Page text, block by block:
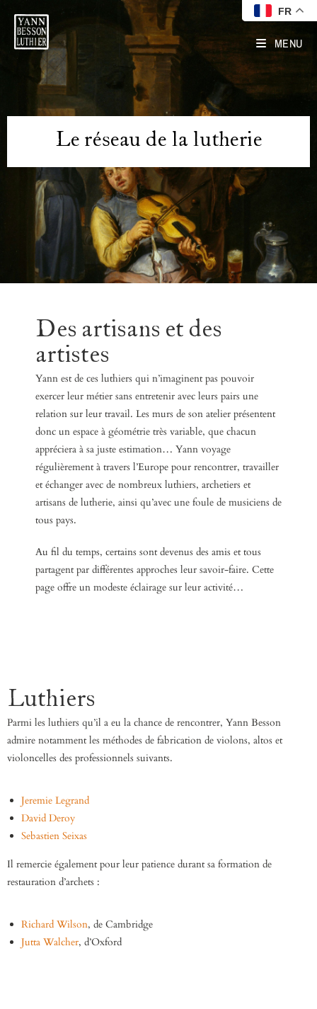
MENU
Le réseau de la lutherie
Des artisans et des
artistes
Yann est de ces luthiers qui n’imaginent pas pouvoir
exercer leur métier sans entretenir avec leurs pairs une
relation sur leur travail. Les murs de son atelier présentent
donc un espace à géométrie très variable, que chacun
appréciera à sa juste estimation… Yann voyage
régulièrement à travers l’Europe pour rencontrer, travailler
et échanger avec de nombreux luthiers, archetiers et
artisans de lutherie, ainsi qu’avec une foule de musiciens de
tous pays.
Au fil du temps, certains sont devenus des amis et tous
partagent par différentes approches leur savoir-faire. Cette
page offre un modeste éclairage sur leur activité…
Luthiers
Parmi les luthiers qu’il a eu la chance de rencontrer, Yann Besson
admire notamment les méthodes de fabrication de violons, altos et
violoncelles des professionnels suivants.
Jeremie Legrand
David Deroy
Sebastien Seixas
Il remercie également pour leur patience durant sa formation de
restauration d’archets :
Richard Wilson, de Cambridge
Jutta Walcher, d’Oxford
FR